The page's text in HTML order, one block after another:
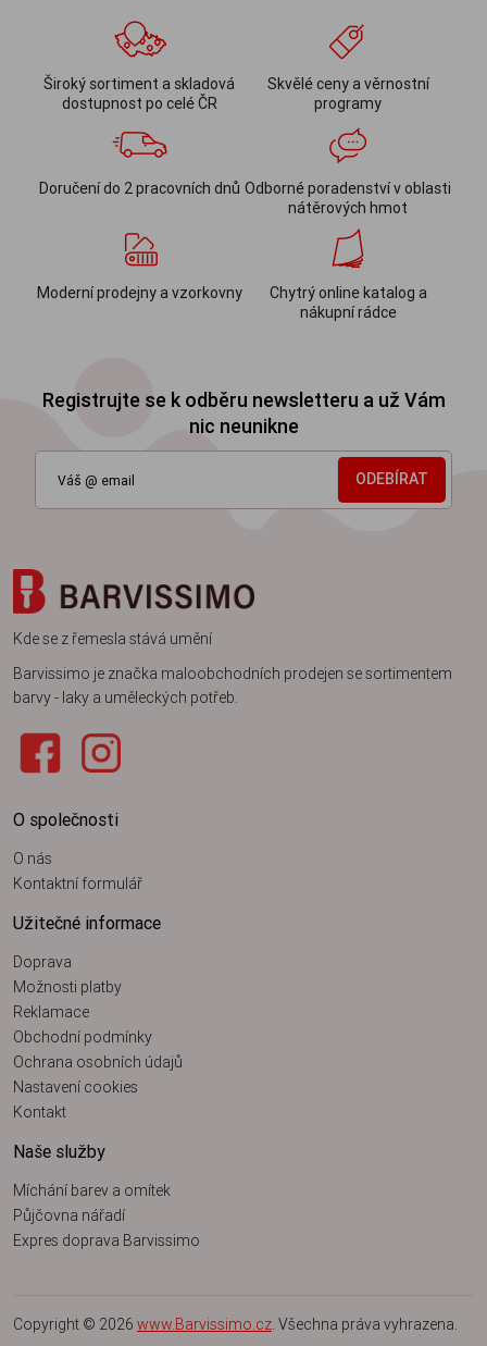
Široký sortiment a skladová
dostupnost po celé ČR
Skvělé ceny a věrnostní
programy
Doručení do 2 pracovních dnů Odborné poradenství v oblasti
nátěrových hmot
Moderní prodejny a vzorkovny
Chytrý online katalog a
nákupní rádce
Registrujte se k odběru newsletteru a už Vám
nic neunikne
ODEBÍRAT
Kde se z řemesla stává umění
Barvissimo je značka maloobchodních prodejen se sortimentem
barvy - laky a uměleckých potřeb.
O společnosti
O nás
Kontaktní formulář
Užitečné informace
Doprava
Možnosti platby
Reklamace
Obchodní podmínky
Ochrana osobních údajů
Nastavení cookies
Kontakt
Naše služby
Míchání barev a omítek
Půjčovna nářadí
Expres doprava Barvissimo
Copyright © 2026 www.Barvissimo.cz. Všechna práva vyhrazena.